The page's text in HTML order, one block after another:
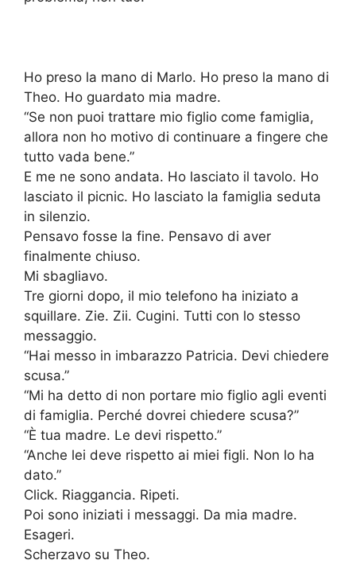
Ho preso la mano di Marlo. Ho preso la mano di
Theo. Ho guardato mia madre.
“Se non puoi trattare mio figlio come famiglia,
allora non ho motivo di continuare a fingere che
tutto vada bene.”
E me ne sono andata. Ho lasciato il tavolo. Ho
lasciato il picnic. Ho lasciato la famiglia seduta
in silenzio.
Pensavo fosse la fine. Pensavo di aver
finalmente chiuso.
Mi sbagliavo.
Tre giorni dopo, il mio telefono ha iniziato a
squillare. Zie. Zii. Cugini. Tutti con lo stesso
messaggio.
“Hai messo in imbarazzo Patricia. Devi chiedere
scusa.”
“Mi ha detto di non portare mio figlio agli eventi
di famiglia. Perché dovrei chiedere scusa?”
“È tua madre. Le devi rispetto.”
“Anche lei deve rispetto ai miei figli. Non lo ha
dato.”
Click. Riaggancia. Ripeti.
Poi sono iniziati i messaggi. Da mia madre.
Esageri.
Scherzavo su Theo.